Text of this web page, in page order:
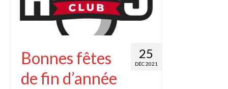
25
DÉC 2021
Bonnes fêtes
de fin d’année